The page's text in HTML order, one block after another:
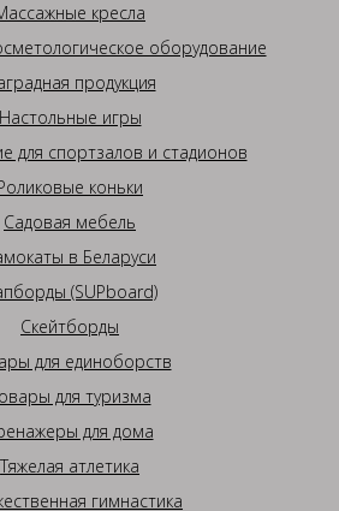
кресла
оборудование
продукция
Настольные игры
для спортзалов и стадионов
коньки
Садовая мебель
в Беларуси
(SUPboard)
Скейтборды
для единоборств
для туризма
для дома
Тяжелая атлетика
гимнастика